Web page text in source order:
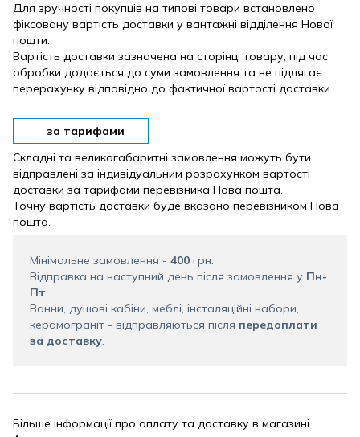
Для зручності покупців на типові товари встановлено
фіксовану вартість доставки у вантажні відділення Нової
пошти.
Вартість доставки зазначена на сторінці товару, під час
обробки додається до суми замовлення та не підлягає
перерахунку відповідно до фактичної вартості доставки.
за тарифами
Складні та великогабаритні замовлення можуть бути
відправлені за індивідуальним розрахунком вартості
доставки за тарифами перевізника Нова пошта.
Точну вартість доставки буде вказано перевізником Нова
пошта.
Мінімальне замовлення - 400 грн.
Відправка на наступний день після замовлення у Пн-
Пт.
Ванни, душові кабіни, меблі, інсталяційні набори,
керамограніт - відправляються після передоплати
за доставку.
Більше інформації про оплату та доставку в магазині